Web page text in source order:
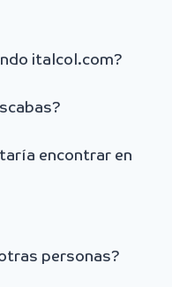
italcol.com?
encontrar en
personas?